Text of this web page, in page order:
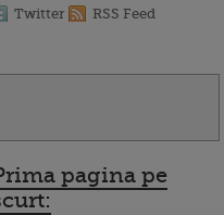
Twitter RSS Feed
pagina pe